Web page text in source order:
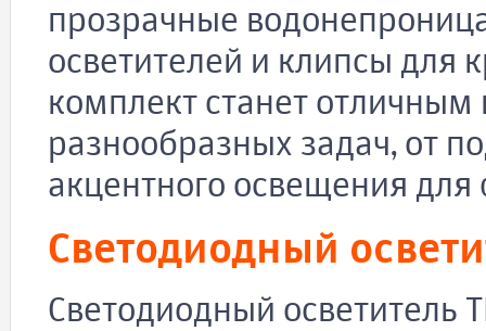
прозрачные
осветителей и клипсы для
комплект станет
разнообразных задач, от
акцентного освещения
Светодиодный
Светодиодный осветитель